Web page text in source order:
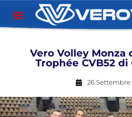
Vero Volley Monza
Trophée CVB52
26 Settembre